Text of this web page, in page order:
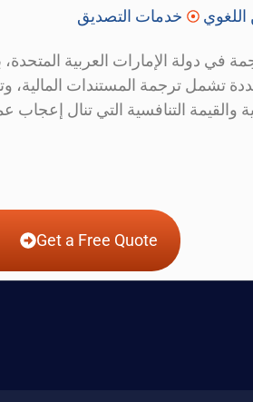
خدمات التصديق
تشمل ترجمة المستندات المالية،
التنافسية التي تنال إعجاب
Get a Free Quote